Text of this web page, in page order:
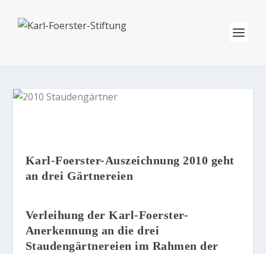
Karl-Foerster-Auszeichnung 2010 geht
an drei Gärtnereien
Verleihung der Karl-Foerster-
Anerkennung an die drei
Staudengärtnereien im Rahmen der